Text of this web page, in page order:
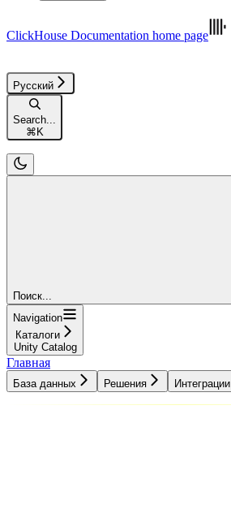
ClickHouse Documentation home page
Русский
Search...
⌘ K
Поиск...
Navigation
Каталоги
Unity Catalog
Главная
База данных Решения Интеграции